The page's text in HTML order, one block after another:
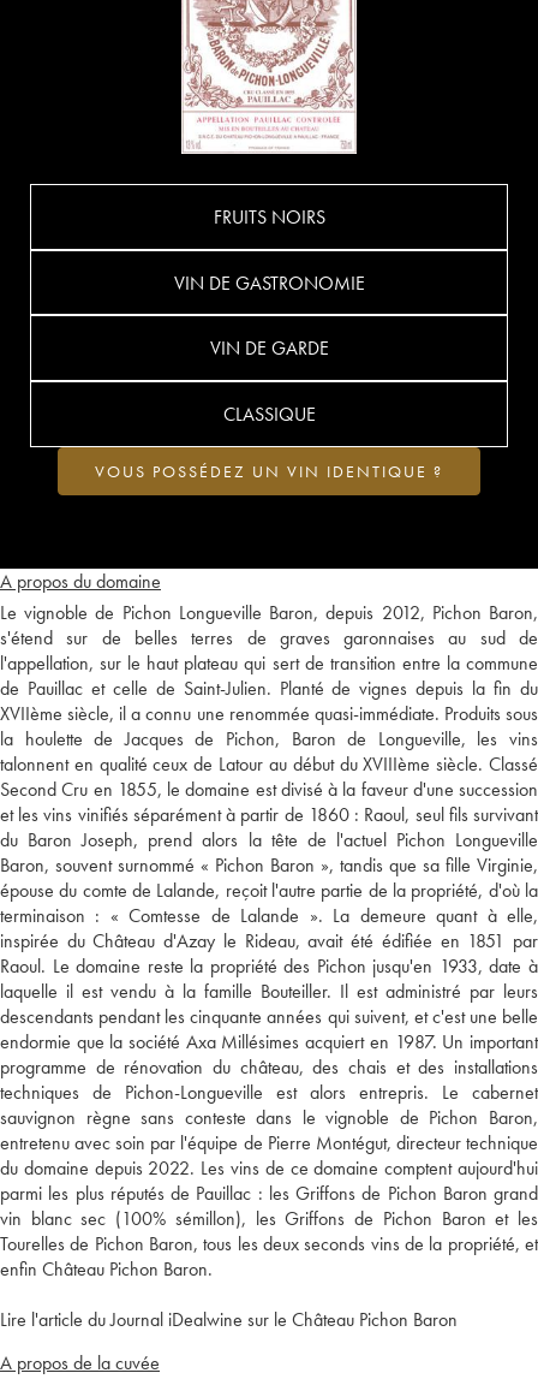
A propos du domaine
Le vignoble de Pichon Longueville Baron, depuis 2012, Pichon Baron,
s'étend sur de belles terres de graves garonnaises au sud de
l'appellation, sur le haut plateau qui sert de transition entre la commune
de Pauillac et celle de Saint-Julien. Planté de vignes depuis la fin du
XVIIème siècle, il a connu une renommée quasi-immédiate. Produits sous
la houlette de Jacques de Pichon, Baron de Longueville, les vins
talonnent en qualité ceux de Latour au début du XVIIIème siècle. Classé
Second Cru en 1855, le domaine est divisé à la faveur d'une succession
et les vins vinifiés séparément à partir de 1860 : Raoul, seul fils survivant
du Baron Joseph, prend alors la tête de l'actuel Pichon Longueville
Baron, souvent surnommé « Pichon Baron », tandis que sa fille Virginie,
épouse du comte de Lalande, reçoit l'autre partie de la propriété, d'où la
terminaison : « Comtesse de Lalande ». La demeure quant à elle,
inspirée du Château d'Azay le Rideau, avait été édifiée en 1851 par
Raoul. Le domaine reste la propriété des Pichon jusqu'en 1933, date à
laquelle il est vendu à la famille Bouteiller. Il est administré par leurs
descendants pendant les cinquante années qui suivent, et c'est une belle
endormie que la société Axa Millésimes acquiert en 1987. Un important
programme de rénovation du château, des chais et des installations
techniques de Pichon-Longueville est alors entrepris. Le cabernet
sauvignon règne sans conteste dans le vignoble de Pichon Baron,
entretenu avec soin par l'équipe de Pierre Montégut, directeur technique
du domaine depuis 2022. Les vins de ce domaine comptent aujourd'hui
parmi les plus réputés de Pauillac : les Griffons de Pichon Baron grand
vin blanc sec (100% sémillon), les Griffons de Pichon Baron et les
Tourelles de Pichon Baron, tous les deux seconds vins de la propriété, et
enfin Château Pichon Baron.
Lire l'article du Journal iDealwine sur le Château Pichon Baron
A propos de la cuvée
FRUITS NOIRS
VIN DE GASTRONOMIE
VIN DE GARDE
CLASSIQUE
VOUS POSSÉDEZ UN VIN IDENTIQUE ?